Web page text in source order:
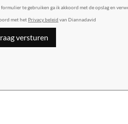
te gebruiken ga ik akkoord met de opslag en
met het Privacy beleid van Diannadavid
versturen